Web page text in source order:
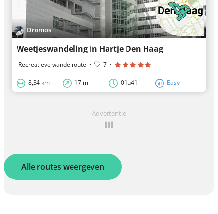
Dromos
Weetjeswandeling in Hartje Den Haag
Recreatieve wandelroute · 7 ·
8,34 km 17 m 01u41 Easy
Advertentie
Alle routes weergeven